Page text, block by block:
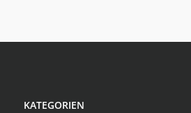
KATEGORIEN